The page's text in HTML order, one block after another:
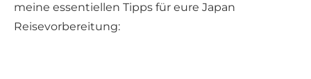
meine essentiellen Tipps für eure Japan
Reisevorbereitung: